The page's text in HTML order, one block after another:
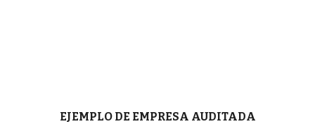
EJEMPLO DE EMPRESA AUDITADA